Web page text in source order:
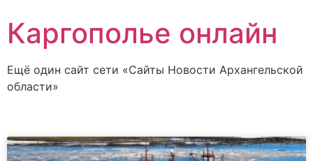
Каргополье онлайн
Ещё один сайт сети «Сайты Новости Архангельской
области»